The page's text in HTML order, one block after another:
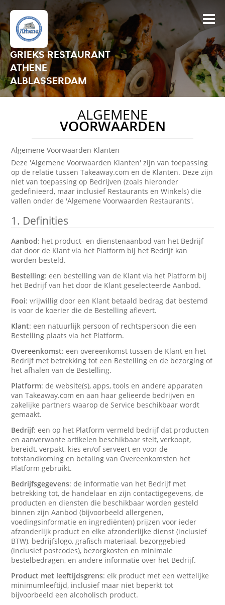
GRIEKS RESTAURANT
ATHENE
ALBLASSERDAM
ALGEMENE
VOORWAARDEN
Algemene Voorwaarden Klanten
Deze 'Algemene Voorwaarden Klanten' zijn van toepassing
op de relatie tussen Takeaway.com en de Klanten. Deze zijn
niet van toepassing op Bedrijven (zoals hieronder
gedefinieerd, maar inclusief Restaurants en Winkels) die
vallen onder de 'Algemene Voorwaarden Restaurants'.
1. Definities
Aanbod: het product- en dienstenaanbod van het Bedrijf
dat door de Klant via het Platform bij het Bedrijf kan
worden besteld.
Bestelling: een bestelling van de Klant via het Platform bij
het Bedrijf van het door de Klant geselecteerde Aanbod.
Fooi: vrijwillig door een Klant betaald bedrag dat bestemd
is voor de koerier die de Bestelling aflevert.
Klant: een natuurlijk persoon of rechtspersoon die een
Bestelling plaats via het Platform.
Overeenkomst: een overeenkomst tussen de Klant en het
Bedrijf met betrekking tot een Bestelling en de bezorging of
het afhalen van de Bestelling.
Platform: de website(s), apps, tools en andere apparaten
van Takeaway.com en aan haar gelieerde bedrijven en
zakelijke partners waarop de Service beschikbaar wordt
gemaakt.
Bedrijf: een op het Platform vermeld bedrijf dat producten
en aanverwante artikelen beschikbaar stelt, verkoopt,
bereidt, verpakt, kies en/of serveert en voor de
totstandkoming en betaling van Overeenkomsten het
Platform gebruikt.
Bedrijfsgegevens: de informatie van het Bedrijf met
betrekking tot, de handelaar en zijn contactigegevens, de
producten en diensten die beschikbaar worden gesteld
binnen zijn Aanbod (bijvoorbeeld allergenen,
voedingsinformatie en ingrediënten) prijzen voor ieder
afzonderlijk product en elke afzonderlijke dienst (inclusief
BTW), bedrijfslogo, grafisch materiaal, bezorggebied
(inclusief postcodes), bezorgkosten en minimale
bestelbedragen, en andere informatie over het Bedrijf.
Product met leeftijdsgrens: elk product met een wettelijke
minimumleeftijd, inclusief maar niet beperkt tot
bijvoorbeeld een alcoholisch product.